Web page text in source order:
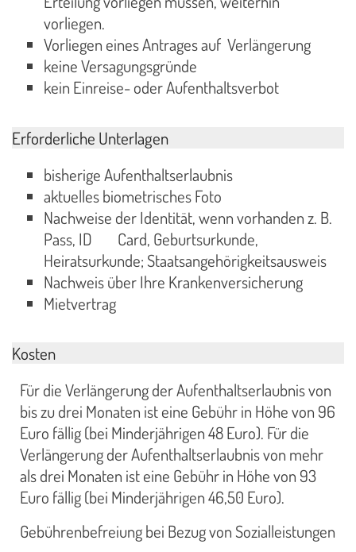
vorliegen.
Vorliegen eines Antrages auf Verlängerung
keine Versagungsgründe
kein Einreise- oder Aufenthaltsverbot
Erforderliche Unterlagen
bisherige Aufenthaltserlaubnis
aktuelles biometrisches Foto
Nachweise der Identität, wenn vorhanden z. B.
Pass, ID Card, Geburtsurkunde,
Heiratsurkunde; Staatsangehörigkeitsausweis
Nachweis über Ihre Krankenversicherung
Mietvertrag
Kosten
Für die Verlängerung der Aufenthaltserlaubnis von
bis zu drei Monaten ist eine Gebühr in Höhe von 96
Euro fällig (bei Minderjährigen 48 Euro). Für die
Verlängerung der Aufenthaltserlaubnis von mehr
als drei Monaten ist eine Gebühr in Höhe von 93
Euro fällig (bei Minderjährigen 46,50 Euro).
Gebührenbefreiung bei Bezug von Sozialleistungen